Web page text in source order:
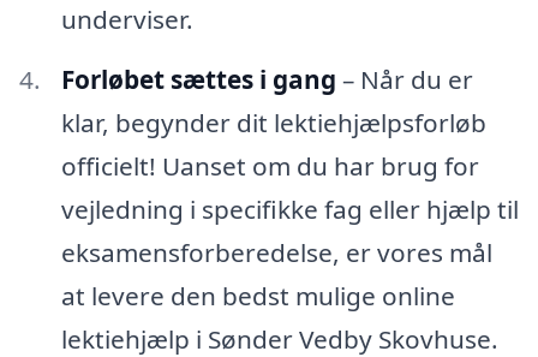
underviser.
Forløbet sættes i gang – Når du er
klar, begynder dit lektiehjælpsforløb
officielt! Uanset om du har brug for
vejledning i specifikke fag eller hjælp til
eksamensforberedelse, er vores mål
at levere den bedst mulige online
lektiehjælp i Sønder Vedby Skovhuse.